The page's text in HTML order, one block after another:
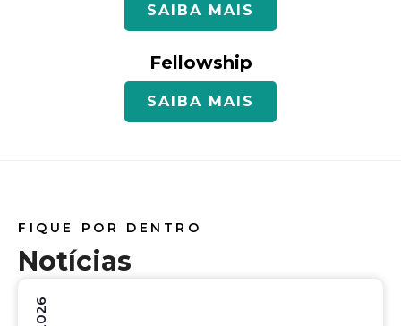
SAIBA MAIS
Fellowship
SAIBA MAIS
FIQUE POR DENTRO
Notícias